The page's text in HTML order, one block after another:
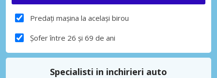
Predați mașina la același birou
Șofer între 26 și 69 de ani
Specialisti in inchirieri auto